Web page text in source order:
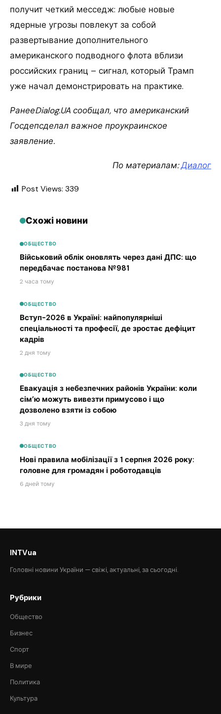
получит четкий месседж: любые новые
ядерные угрозы повлекут за собой
развертывание дополнительного
американского подводного флота вблизи
российских границ – сигнал, который Трамп
уже начал демонстрировать на практике.
РанееDialog.UA сообщал, что американский
Госдепсделал важное проукраинское
заявление.
По материалам:Диалог
Post Views: 339
Схожі новини
ОБЩЕСТВО
Військовий облік оновлять через дані ДПС: що
передбачає постанова №981
2 часа тому
ОБЩЕСТВО
Вступ-2026 в Україні: найпопулярніші
спеціальності та професії, де зростає дефіцит
кадрів
2 дня тому
ОБЩЕСТВО
Евакуація з небезпечних районів України: коли
сім’ю можуть вивезти примусово і що
дозволено взяти із собою
3 дня тому
ОБЩЕСТВО
Нові правила мобілізації з 1 серпня 2026 року:
головне для громадян і роботодавців
6 дней тому
INTVua
Головні новини України — свіжі, актуальні, за сьогодні.
Рубрики
Общество
Бизнес
Спорт
В мире
Политика
Культура